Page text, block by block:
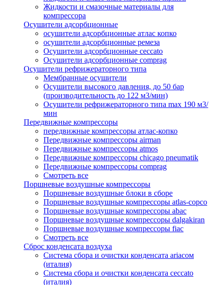
Жидкости и смазочные материалы для
компрессора
Осушители адсорбционные
осушители адсорбционные атлас копко
осушители адсорбционные ремеза
Осушители адсорбционные ceccato
Осушители адсорбционные comprag
Осушители рефрижераторного типа
Мембранные осушители
Осушители высокого давления, до 50 бар
(производительность до 122 м3/мин)
Осушители рефрижераторного типа max 190 м3/
мин
Передвижные компрессоры
передвижные компрессоры атлас-копко
Передвижные компрессоры airman
Передвижные компрессоры atmos
Передвижные компрессоры chicago pneumatik
Передвижные компрессоры comprag
Смотреть все
Поршневые воздушные компрессоры
Поршневые воздушные блоки в сборе
Поршневые воздушные компрессоры atlas-copco
Поршневые воздушные компрессоры abac
Поршневые воздушные компрессоры dalgakiran
Поршневые воздушные компрессоры fiac
Смотреть все
Сброс конденсата воздуха
Система сбора и очистки конденсата ariacом
(италия)
Система сбора и очистки конденсата ceccato
(италия)